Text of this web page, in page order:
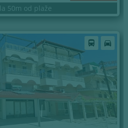
50m od plaže
directions_bus directions_car